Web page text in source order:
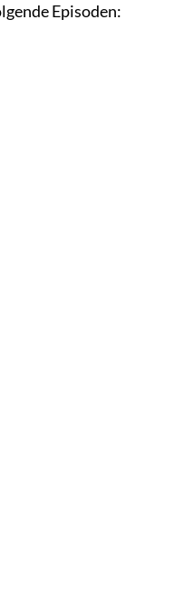
Episoden: